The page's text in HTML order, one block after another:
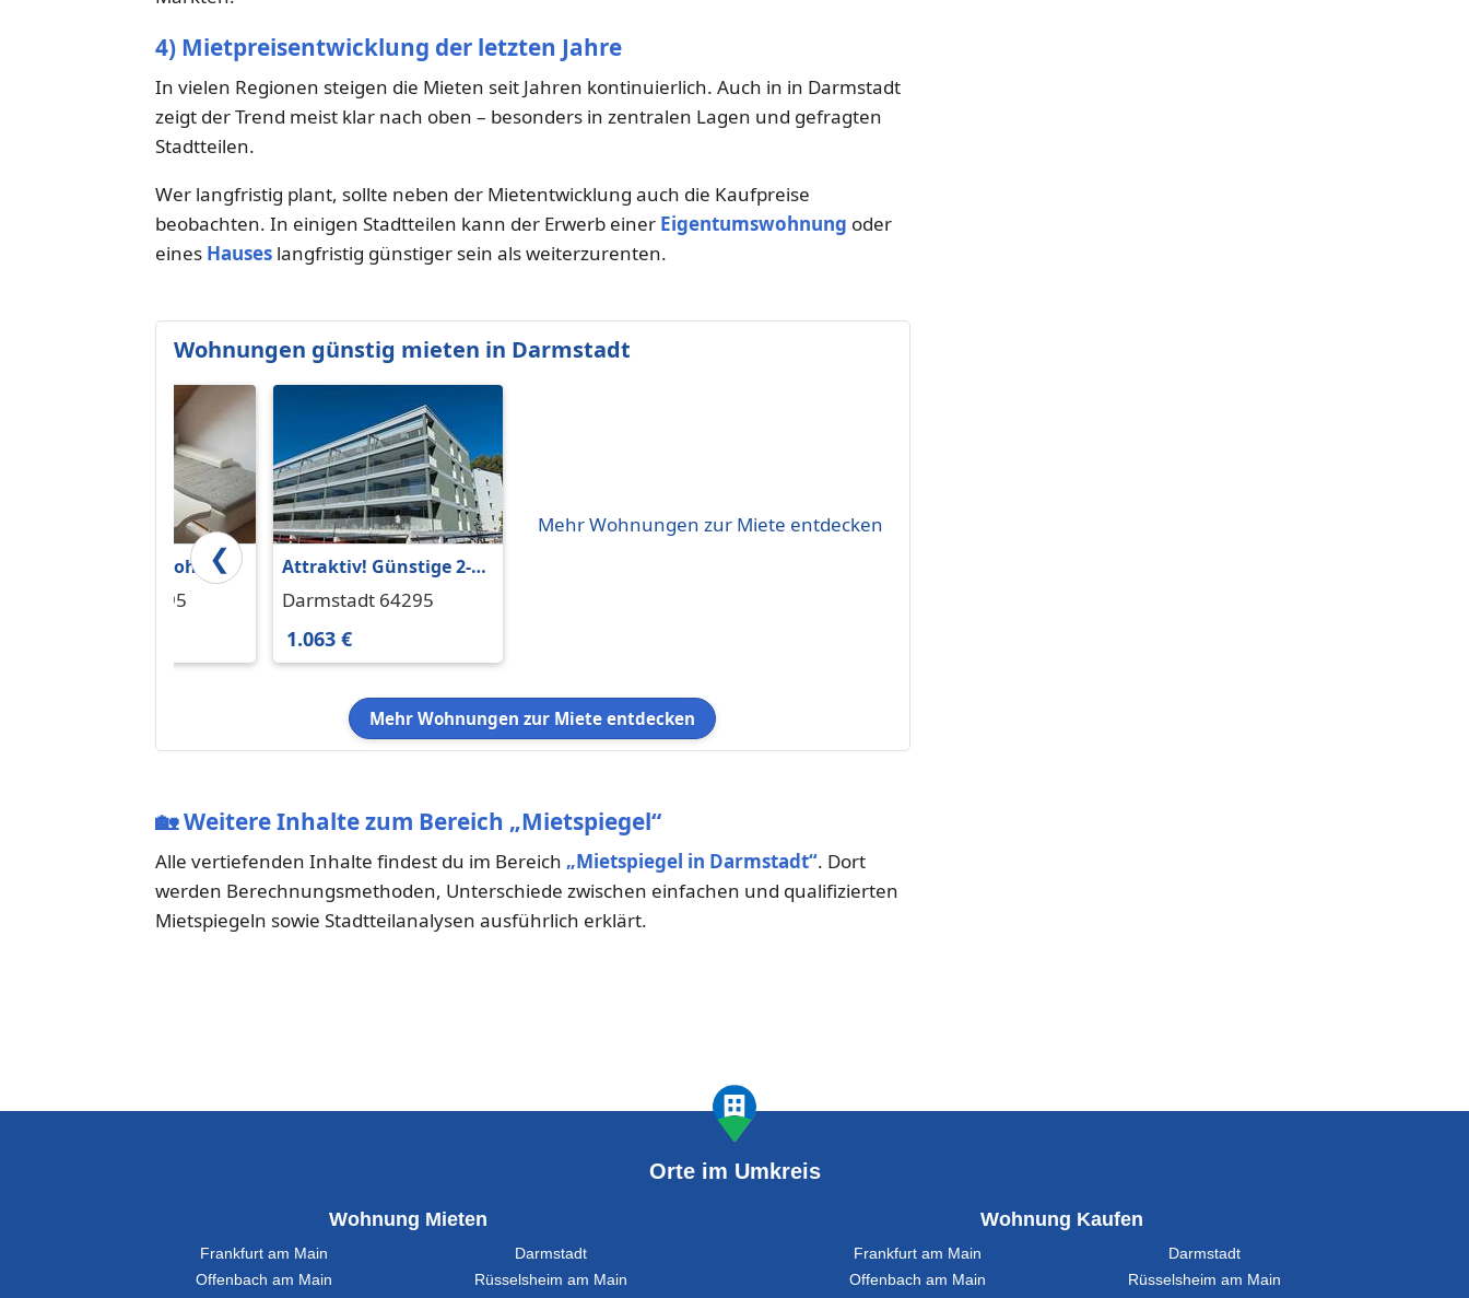
4) Mietpreisentwicklung der letzten Jahre
In vielen Regionen steigen die Mieten seit Jahren kontinuierlich. Auch in in Darmstadt
zeigt der Trend meist klar nach oben – besonders in zentralen Lagen und gefragten
Stadtteilen.
Wer langfristig plant, sollte neben der Mietentwicklung auch die Kaufpreise
beobachten. In einigen Stadtteilen kann der Erwerb einer Eigentumswohnung oder
eines Hauses langfristig günstiger sein als weiterzurenten.
Wohnungen günstig mieten in Darmstadt
❮
Dachgeschosswohnung,
zentral in Höchst im
Darmstadt 64295
Attraktiv! Günstige 2-
Zimmer-Wohnung mit
Darmstadt 64295
1.063 €
Mehr Wohnungen zur Miete entdecken
Mehr Wohnungen zur Miete entdecken
🏡Weitere Inhalte zum Bereich „Mietspiegel“
Alle vertiefenden Inhalte findest du im Bereich „Mietspiegel in Darmstadt“. Dort
werden Berechnungsmethoden, Unterschiede zwischen einfachen und qualifizierten
Mietspiegeln sowie Stadtteilanalysen ausführlich erklärt.
Orte im Umkreis
Wohnung Mieten
Frankfurt am Main
Darmstadt
Offenbach am Main
Rüsselsheim am Main
Wohnung Kaufen
Frankfurt am Main
Darmstadt
Offenbach am Main
Rüsselsheim am Main